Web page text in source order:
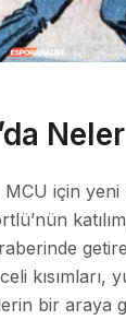
için yeni
kısımları,
bir araya